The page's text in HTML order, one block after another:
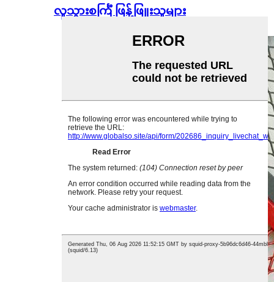
လူသွားစင်္ကြံ ဖြန့်ဖြူးသူများ